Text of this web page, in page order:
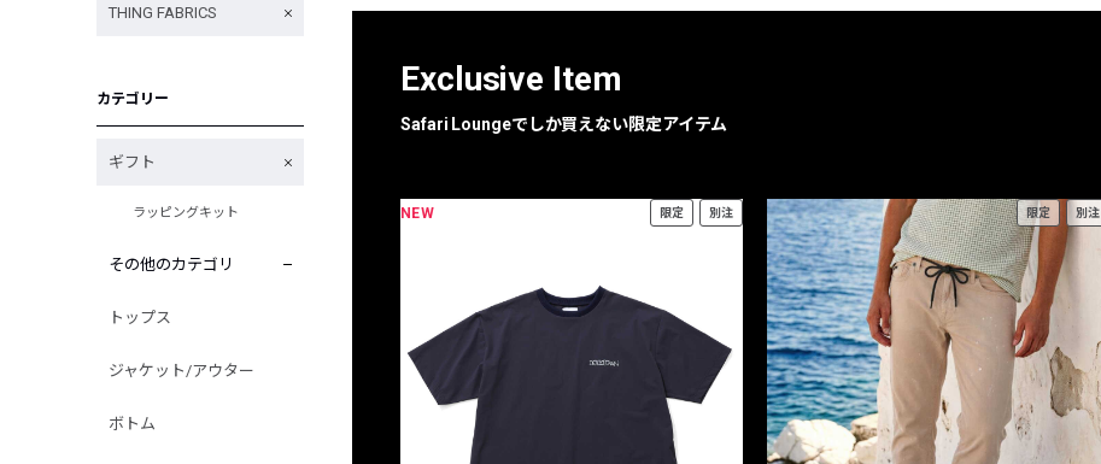
フォーカスブランド
THING FABRICS
カテゴリー
ギフト
ラッピングキット
その他のカテゴリ
トップス
ジャケット/アウター
ボトム
Exclusive Item
Safari Loungeでしか買えない限定アイテム
NEW 限定 別注 限定 別注